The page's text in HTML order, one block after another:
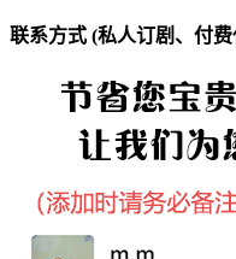
联系方式 (私人订剧、付